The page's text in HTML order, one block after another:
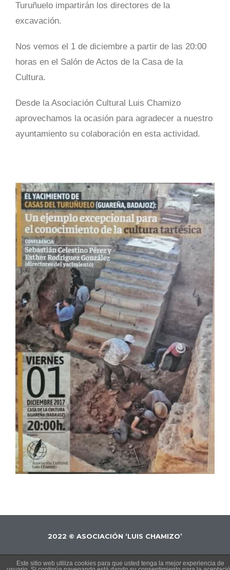
Turuñuelo impartirán los directores de la
excavación.
Nos vemos el 1 de diciembre a partir de las 20:00
horas en el Salón de Actos de la Casa de la
Cultura.
Desde la Asociación Cultural Luis Chamizo
aprovechamos la ocasión para agradecer a nuestro
ayuntamiento su colaboración en esta actividad.
2022 © ASOCIACIÓN ‘LUIS CHAMIZO’
Este sitio web utiliza cookies para que usted tenga la mejor experiencia de